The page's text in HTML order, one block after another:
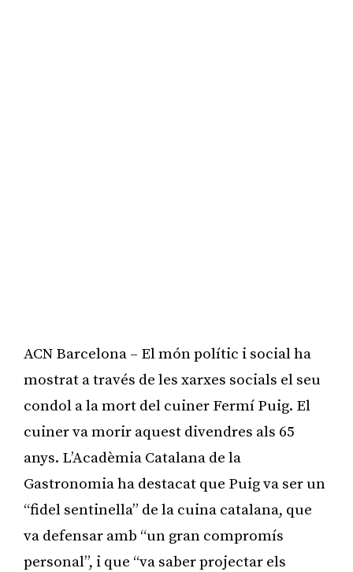
ACN Barcelona – El món polític i social ha
mostrat a través de les xarxes socials el seu
condol a la mort del cuiner Fermí Puig. El
cuiner va morir aquest divendres als 65
anys. L’Acadèmia Catalana de la
Gastronomia ha destacat que Puig va ser un
“fidel sentinella” de la cuina catalana, que
va defensar amb “un gran compromís
personal”, i que “va saber projectar els